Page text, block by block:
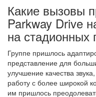
Какие вызовы
Parkway Drive
на
Группе пришлось
представление для
улучшение качества
работу с более широкой
им пришлось